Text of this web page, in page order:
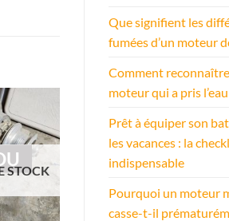
Que signifient les
fumées d’un moteur
Comment
moteur qui a pris l’eau
Prêt à équiper son
les vacances : la
indispensable
Pourquoi un moteur
casse-t-il
STOCK